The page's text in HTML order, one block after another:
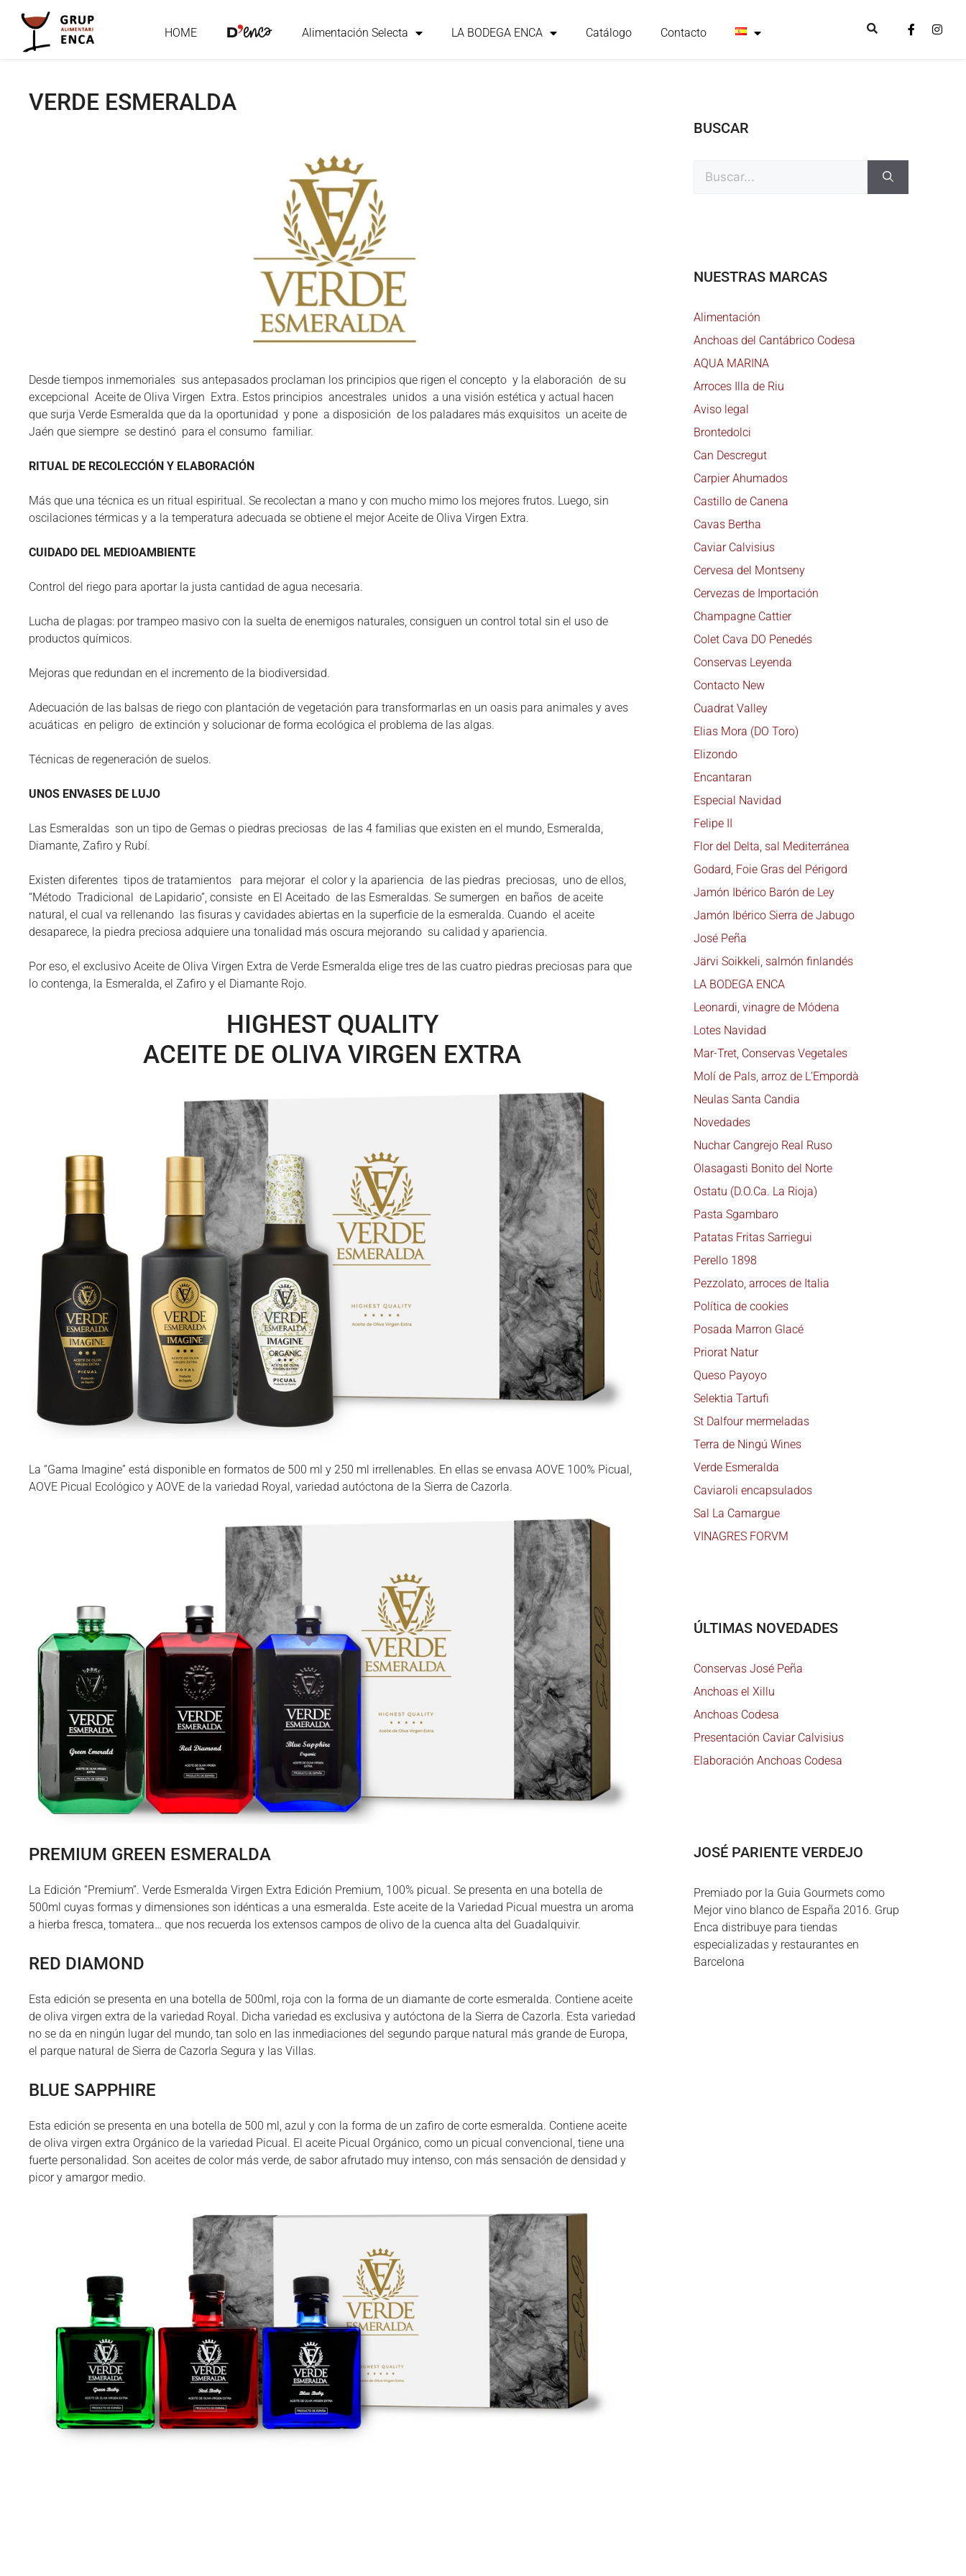
HOME Alimentación Selecta LA BODEGA ENCA Catálogo Contacto
VERDE ESMERALDA
Desde tiempos inmemoriales sus antepasados proclaman los principios que rigen el concepto y la elaboración de su
excepcional Aceite de Oliva Virgen Extra. Estos principios ancestrales unidos a una visión estética y actual hacen
que surja Verde Esmeralda que da la oportunidad y pone a disposición de los paladares más exquisitos un aceite de
Jaén que siempre se destinó para el consumo familiar.
RITUAL DE RECOLECCIÓN Y ELABORACIÓN
Más que una técnica es un ritual espiritual. Se recolectan a mano y con mucho mimo los mejores frutos. Luego, sin
oscilaciones térmicas y a la temperatura adecuada se obtiene el mejor Aceite de Oliva Virgen Extra.
CUIDADO DEL MEDIOAMBIENTE
Control del riego para aportar la justa cantidad de agua necesaria.
Lucha de plagas: por trampeo masivo con la suelta de enemigos naturales, consiguen un control total sin el uso de
productos químicos.
Mejoras que redundan en el incremento de la biodiversidad.
Adecuación de las balsas de riego con plantación de vegetación para transformarlas en un oasis para animales y aves
acuáticas en peligro de extinción y solucionar de forma ecológica el problema de las algas.
Técnicas de regeneración de suelos.
UNOS ENVASES DE LUJO
Las Esmeraldas son un tipo de Gemas o piedras preciosas de las 4 familias que existen en el mundo, Esmeralda,
Diamante, Zafiro y Rubí.
Existen diferentes tipos de tratamientos para mejorar el color y la apariencia de las piedras preciosas, uno de ellos,
“Método Tradicional de Lapidario”, consiste en El Aceitado de las Esmeraldas. Se sumergen en baños de aceite
natural, el cual va rellenando las fisuras y cavidades abiertas en la superficie de la esmeralda. Cuando el aceite
desaparece, la piedra preciosa adquiere una tonalidad más oscura mejorando su calidad y apariencia.
Por eso, el exclusivo Aceite de Oliva Virgen Extra de Verde Esmeralda elige tres de las cuatro piedras preciosas para que
lo contenga, la Esmeralda, el Zafiro y el Diamante Rojo.
HIGHEST QUALITY
ACEITE DE OLIVA VIRGEN EXTRA
La “Gama Imagine” está disponible en formatos de 500 ml y 250 ml irrellenables. En ellas se envasa AOVE 100% Picual,
AOVE Picual Ecológico y AOVE de la variedad Royal, variedad autóctona de la Sierra de Cazorla.
PREMIUM GREEN ESMERALDA
La Edición “Premium”. Verde Esmeralda Virgen Extra Edición Premium, 100% picual. Se presenta en una botella de
500ml cuyas formas y dimensiones son idénticas a una esmeralda. Este aceite de la Variedad Picual muestra un aroma
a hierba fresca, tomatera… que nos recuerda los extensos campos de olivo de la cuenca alta del Guadalquivir.
RED DIAMOND
Esta edición se presenta en una botella de 500ml, roja con la forma de un diamante de corte esmeralda. Contiene aceite
de oliva virgen extra de la variedad Royal. Dicha variedad es exclusiva y autóctona de la Sierra de Cazorla. Esta variedad
no se da en ningún lugar del mundo, tan solo en las inmediaciones del segundo parque natural más grande de Europa,
el parque natural de Sierra de Cazorla Segura y las Villas.
BLUE SAPPHIRE
Esta edición se presenta en una botella de 500 ml, azul y con la forma de un zafiro de corte esmeralda. Contiene aceite
de oliva virgen extra Orgánico de la variedad Picual. El aceite Picual Orgánico, como un picual convencional, tiene una
fuerte personalidad. Son aceites de color más verde, de sabor afrutado muy intenso, con más sensación de densidad y
picor y amargor medio.
BUSCAR
NUESTRAS MARCAS
Alimentación
Anchoas del Cantábrico Codesa
AQUA MARINA
Arroces Illa de Riu
Aviso legal
Brontedolci
Can Descregut
Carpier Ahumados
Castillo de Canena
Cavas Bertha
Caviar Calvisius
Cervesa del Montseny
Cervezas de Importación
Champagne Cattier
Colet Cava DO Penedés
Conservas Leyenda
Contacto New
Cuadrat Valley
Elias Mora (DO Toro)
Elizondo
Encantaran
Especial Navidad
Felipe II
Flor del Delta, sal Mediterránea
Godard, Foie Gras del Périgord
Jamón Ibérico Barón de Ley
Jamón Ibérico Sierra de Jabugo
José Peña
Järvi Soikkeli, salmón finlandés
LA BODEGA ENCA
Leonardi, vinagre de Módena
Lotes Navidad
Mar-Tret, Conservas Vegetales
Molí de Pals, arroz de L’Empordà
Neulas Santa Candia
Novedades
Nuchar Cangrejo Real Ruso
Olasagasti Bonito del Norte
Ostatu (D.O.Ca. La Rioja)
Pasta Sgambaro
Patatas Fritas Sarriegui
Perello 1898
Pezzolato, arroces de Italia
Política de cookies
Posada Marron Glacé
Priorat Natur
Queso Payoyo
Selektia Tartufi
St Dalfour mermeladas
Terra de Ningú Wines
Verde Esmeralda
Caviaroli encapsulados
Sal La Camargue
VINAGRES FORVM
ÚLTIMAS NOVEDADES
Conservas José Peña
Anchoas el Xillu
Anchoas Codesa
Presentación Caviar Calvisius
Elaboración Anchoas Codesa
JOSÉ PARIENTE VERDEJO
Premiado por la Guia Gourmets como
Mejor vino blanco de España 2016. Grup
Enca distribuye para tiendas
especializadas y restaurantes en
Barcelona